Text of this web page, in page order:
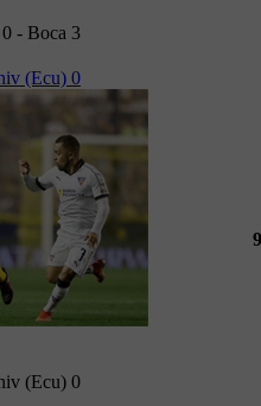
- Boca 3
(Ecu) 0
(Ecu) 0